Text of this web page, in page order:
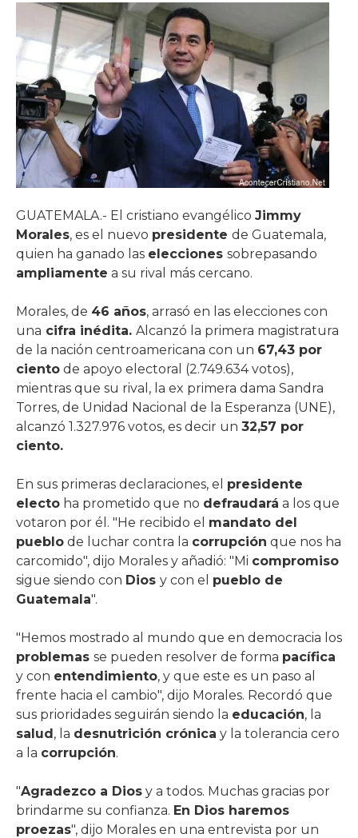
GUATEMALA.- El cristiano evangélico Jimmy
Morales, es el nuevo presidente de Guatemala,
quien ha ganado las elecciones sobrepasando
ampliamente a su rival más cercano.
Morales, de 46 años, arrasó en las elecciones con
una cifra inédita. Alcanzó la primera magistratura
de la nación centroamericana con un 67,43 por
ciento de apoyo electoral (2.749.634 votos),
mientras que su rival, la ex primera dama Sandra
Torres, de Unidad Nacional de la Esperanza (UNE),
alcanzó 1.327.976 votos, es decir un 32,57 por
ciento.
En sus primeras declaraciones, el presidente
electo ha prometido que no defraudará a los que
votaron por él. "He recibido el mandato del
pueblo de luchar contra la corrupción que nos ha
carcomido", dijo Morales y añadió: "Mi compromiso
sigue siendo con Dios y con el pueblo de
Guatemala".
"Hemos mostrado al mundo que en democracia los
problemas se pueden resolver de forma pacífica
y con entendimiento, y que este es un paso al
frente hacia el cambio", dijo Morales. Recordó que
sus prioridades seguirán siendo la educación, la
salud, la desnutrición crónica y la tolerancia cero
a la corrupción.
"Agradezco a Dios y a todos. Muchas gracias por
brindarme su confianza. En Dios haremos
proezas", dijo Morales en una entrevista por un